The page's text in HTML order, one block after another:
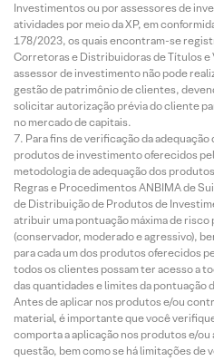
Investimentos ou por assessores de
atividades por meio da XP, em
178/2023, os quais encontram-se
Corretoras e Distribuidoras de Títulos e
assessor de investimento não pode
gestão de patrimônio de clientes,
solicitar autorização prévia do cliente
no mercado de capitais.
Para fins de verificação da
produtos de investimento oferecidos
metodologia de adequação dos
Regras e Procedimentos ANBIMA de
de Distribuição de Produtos de
atribuir uma pontuação máxima de
(conservador, moderado e agressivo),
para cada um dos produtos oferecidos
todos os clientes possam ter acesso a
das quantidades e limites da pontuação
Antes de aplicar nos produtos e/ou
material, é importante que você
comporta a aplicação nos produtos e/
questão, bem como se há limitações de